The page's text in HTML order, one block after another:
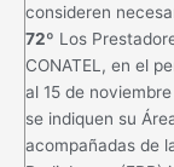
consideren
72º Los
CONATEL, en el
al 15 de
se indiquen su
acompañadas de